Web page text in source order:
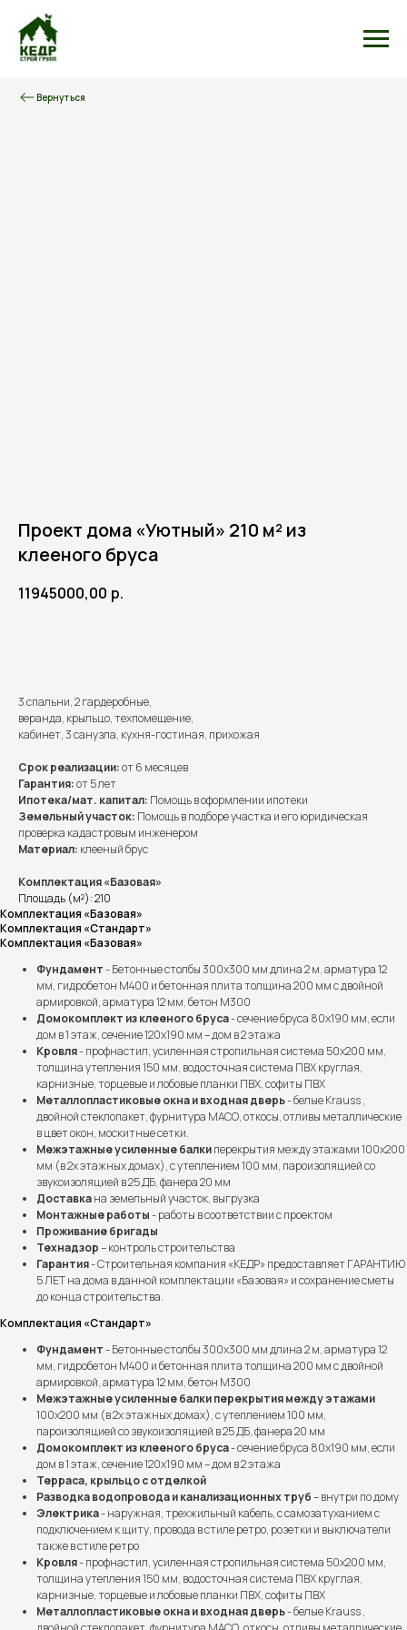
Вернуться
Проект дома «Уютный» 210 м² из
клееного бруса
11945000,00 р.
3 спальни, 2 гардеробные,
веранда, крыльцо, техпомещение,
кабинет, 3 санузла, кухня-гостиная, прихожая
Срок реализации:от 6 месяцев
Гарантия:от 5 лет
Ипотека/мат. капитал: Помощь в оформлении ипотеки
Земельный участок: Помощь в подборе участка и его юридическая
проверка кадастровым инженером
Материал: клееный брус
Комплектация «Базовая»
Площадь (м²): 210
Комплектация «Базовая»
Комплектация «Стандарт»
Комплектация «Базовая»
Фундамент- Бетонные столбы 300х300 мм длина 2 м, арматура 12
мм, гидробетон М400 и бетонная плита толщина 200 мм с двойной
армировкой, арматура 12 мм, бетон М300
Домокомплект из клееного бруса- сечение бруса 80х190 мм, если
дом в 1 этаж, сечение 120х190 мм – дом в 2 этажа
Кровля- профнастил, усиленная стропильная система 50х200 мм,
толщина утепления 150 мм, водосточная система ПВХ круглая,
карнизные, торцевые и лобовые планки ПВХ, софиты ПВХ
Металлопластиковые окна и входная дверь- белые Krauss ,
двойной стеклопакет, фурнитура МАСО, откосы, отливы металлические
в цвет окон, москитные сетки.
Межэтажные усиленные балкиперекрытия между этажами 100х200
мм (в 2х этажных домах), с утеплением 100 мм, пароизоляцией со
звукоизоляцией в 25 ДБ, фанера 20 мм
Доставкана земельный участок, выгрузка
Монтажные работы- работы в соответствии с проектом
Проживание бригады
Технадзор– контроль строительства
Гарантия- Строительная компания «КЕДР» предоставляет ГАРАНТИЮ
5 ЛЕТ на дома в данной комплектации «Базовая» и сохранение сметы
до конца строительства.
Комплектация «Стандарт»
Фундамент- Бетонные столбы 300х300 мм длина 2 м, арматура 12
мм, гидробетон М400 и бетонная плита толщина 200 мм с двойной
армировкой, арматура 12 мм, бетон М300
Межэтажные усиленные балки перекрытия между этажами
100х200 мм (в 2х этажных домах), с утеплением 100 мм,
пароизоляцией со звукоизоляцией в 25 ДБ, фанера 20 мм
Домокомплект из клееного бруса- сечение бруса 80х190 мм, если
дом в 1 этаж, сечение 120х190 мм – дом в 2 этажа
Терраса, крыльцо с отделкой
Разводка водопровода и канализационных труб– внутри по дому
Электрика- наружная, трехжильный кабель, с самозатуханием с
подключением к щиту, провода в стиле ретро, розетки и выключатели
также в стиле ретро
Кровля- профнастил, усиленная стропильная система 50х200 мм,
толщина утепления 150 мм, водосточная система ПВХ круглая,
карнизные, торцевые и лобовые планки ПВХ, софиты ПВХ
Металлопластиковые окна и входная дверь- белые Krauss ,
Более 100 семей уже
построили дом мечты
вместе с нами
Выполненные проекты